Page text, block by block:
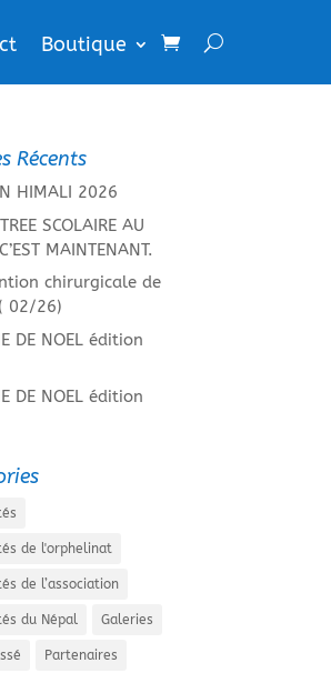
Boutique
Récents
HIMALI 2026
SCOLAIRE AU
MAINTENANT.
chirurgicale de
02/26)
DE NOEL édition
DE NOEL édition
de l'orphelinat
de l’association
du Népal Galeries
Partenaires